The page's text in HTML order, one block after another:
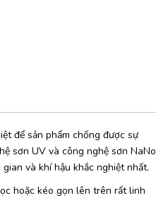
để sản phẩm chống được sự
sơn UV và công nghệ sơn NaNo
và khí hậu khắc nghiệt nhất.
hoặc kéo gọn lên trên rất linh